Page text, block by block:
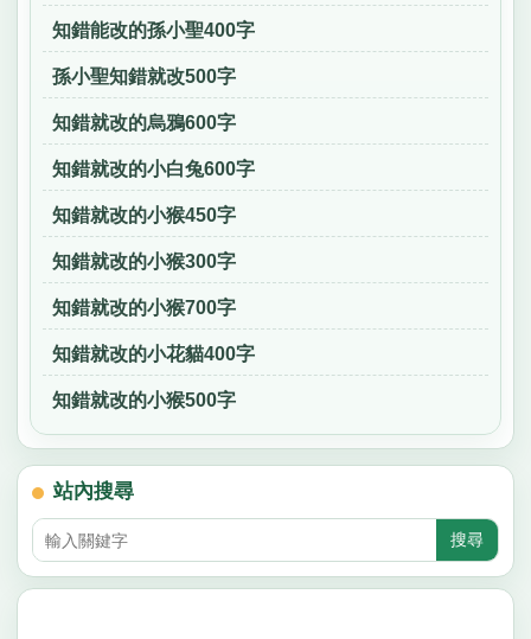
知錯能改的孫小聖400字
孫小聖知錯就改500字
知錯就改的烏鴉600字
知錯就改的小白兔600字
知錯就改的小猴450字
知錯就改的小猴300字
知錯就改的小猴700字
知錯就改的小花貓400字
知錯就改的小猴500字
站內搜尋